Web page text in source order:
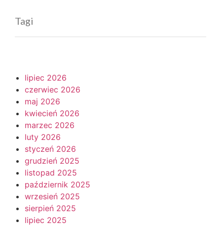
Tagi
lipiec 2026
czerwiec 2026
maj 2026
kwiecień 2026
marzec 2026
luty 2026
styczeń 2026
grudzień 2025
listopad 2025
październik 2025
wrzesień 2025
sierpień 2025
lipiec 2025